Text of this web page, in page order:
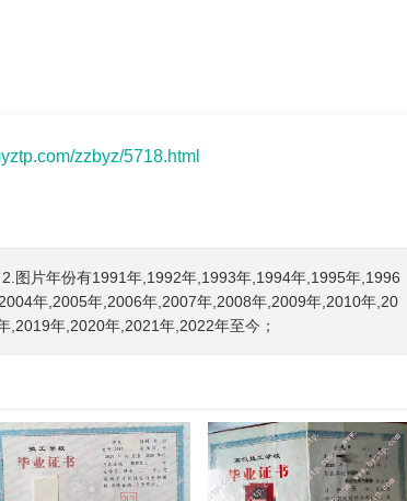
zzbyz/5718.html
图片年份有1991年,1992年,1993年,1994年,1995年,1996
年,2005年,2006年,2007年,2008年,2009年,2010年,20
年,2020年,2021年,2022年至今；